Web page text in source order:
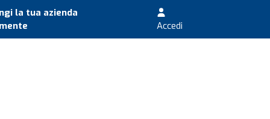
la tua azienda
Accedi